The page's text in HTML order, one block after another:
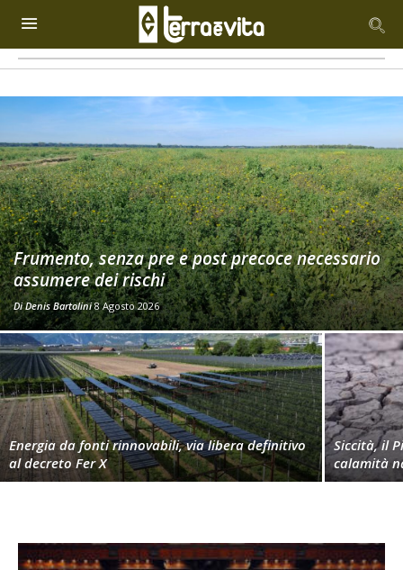
Frumento, senza pre e post precoce necessario
assumere dei rischi
DiDenis Bartolini 8 Agosto 2026
Energia da fonti rinnovabili, via libera definitivo
al decreto Fer X
Siccità, il
calamità